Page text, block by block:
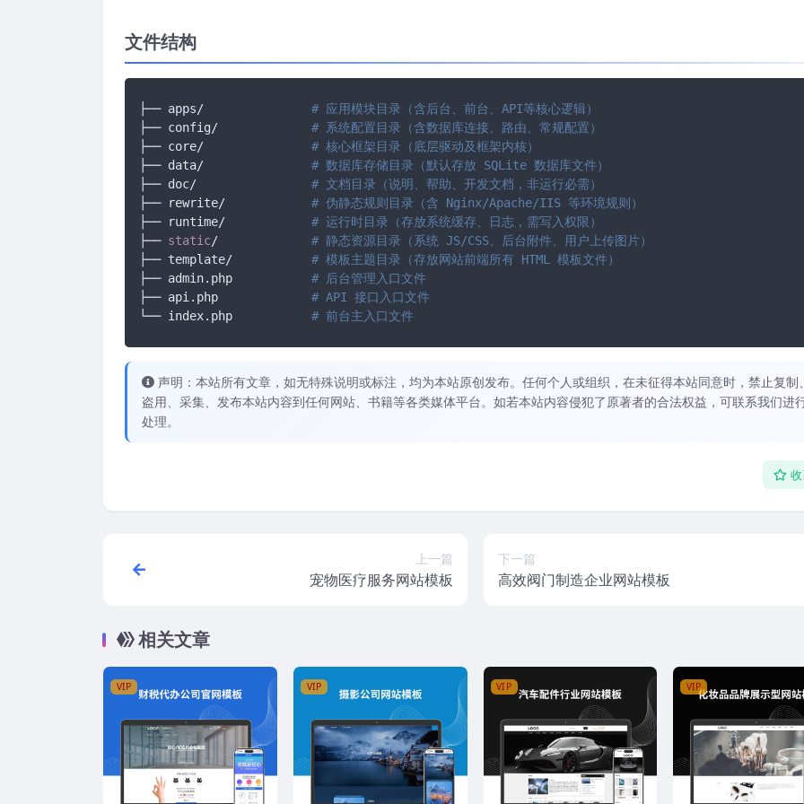
文件结构
# 应用模块目录（含后台、前台、API等核心逻辑）
# 系统配置目录（含数据库连接、路由、常规配置）
# 核心框架目录（底层驱动及框架内核）
# 数据库存储目录（默认存放 SQLite 数据库文件）
# 文档目录（说明、帮助、开发文档，非运行必需）
# 伪静态规则目录（含 Nginx/Apache/IIS 等环境规则）
# 运行时目录（存放系统缓存、日志，需写入权限）
├── static
# 静态资源目录（系统 JS/CSS、后台附件、用户上传图片）
# 模板主题目录（存放网站前端所有 HTML 模板文件）
# 后台管理入口文件
# API 接口入口文件
# 前台主入口文件
声明：本站所有文章，如无特殊说明或标注，均为本站原创发布。任何个人或组织，在未征得本站同意时，禁止复制
盗用、采集、发布本站内容到任何网站、书籍等各类媒体平台。如若本站内容侵犯了原著者的合法权益，可联系我们进
处理。
上一篇
宠物医疗服务网站模板
下一篇
高效阀门制造企业网站模板
相关文章
VIP VIP VIP VIP